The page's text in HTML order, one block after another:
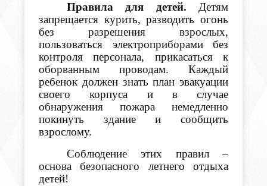
Правила для детей. Детям
запрещается курить, разводить огонь
без разрешения взрослых,
пользоваться электроприборами без
контроля персонала, прикасаться к
оборванным проводам. Каждый
ребенок должен знать план эвакуации
своего корпуса и в случае
обнаружения пожара немедленно
покинуть здание и сообщить
взрослому.
Соблюдение этих правил –
основа безопасного летнего отдыха
детей!